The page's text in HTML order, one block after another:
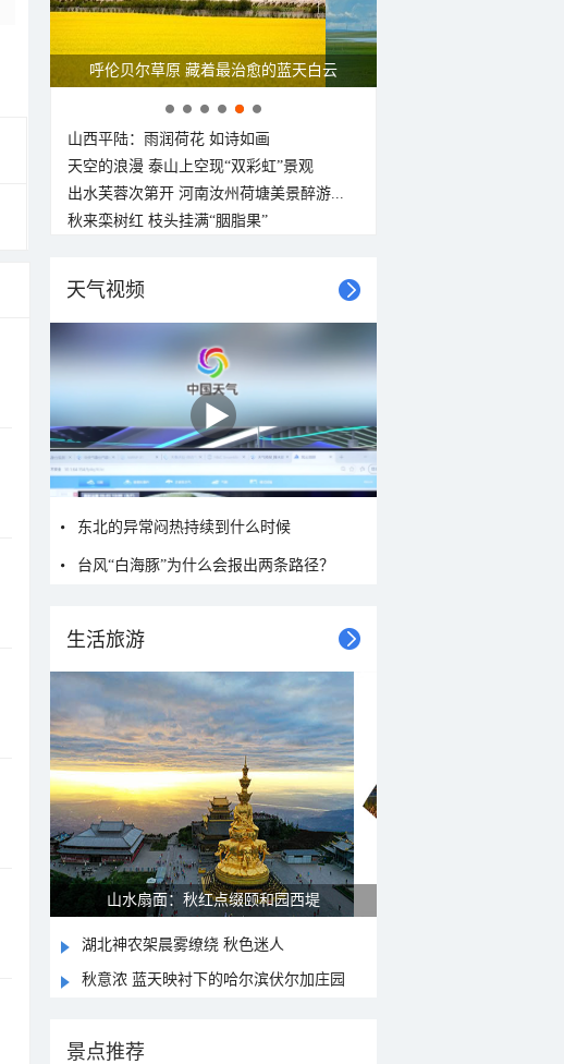
呼伦贝尔草原 藏着最治愈的蓝天白云
山西平陆：雨润荷花 如诗如画
天空的浪漫 泰山上空现“双彩虹”景观
出水芙蓉次第开 河南汝州荷塘美景醉游...
秋来栾树红 枝头挂满“胭脂果”
天气视频
东北的异常闷热持续到什么时候
台风“白海豚”为什么会报出两条路径？
生活旅游
山水扇面：秋红点缀颐和园西堤
湖北神农架晨雾缭绕 秋色迷人
秋意浓 蓝天映衬下的哈尔滨伏尔加庄园
景点推荐